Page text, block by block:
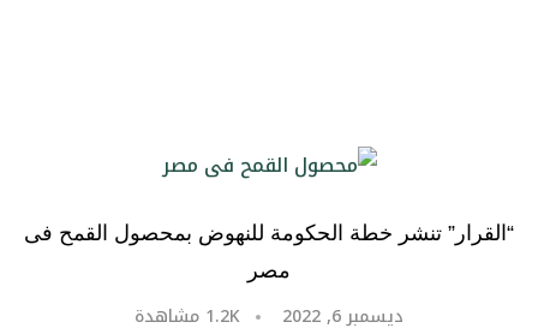
“القرار” تنشر خطة الحكومة للنهوض بمحصول القمح فى
مصر
ديسمبر 6, 2022 1.2K مشاهدة